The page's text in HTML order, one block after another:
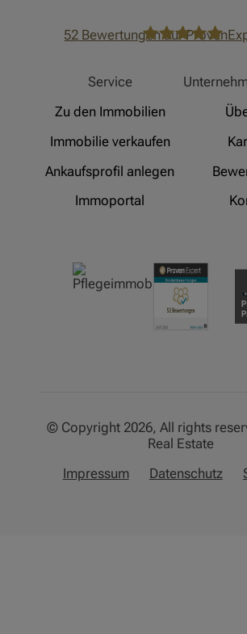
52 Bewertungen auf
Service
Zu den Immobilien
Immobilie verkaufen
Ankaufsprofil anlegen
Immoportal
© Copyright 2026, All rights
Real Estate
Impressum
Datenschutz